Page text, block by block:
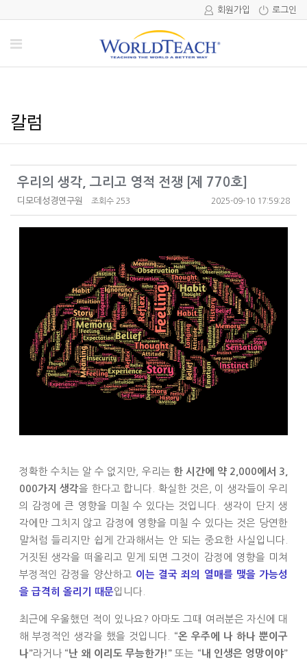
로그인
회원가입
칼럼
우리의 생각, 그리고 영적 전쟁 [제 770호]
디모데성경연구원 조회수 253 2025-09-10 17:59:28
정확한 수치는 알 수 없지만, 우리는 한 시간에 약 2,000에서 3,
000가지 생각을 한다고 합니다. 확실한 것은, 이 생각들이 우리
의 감정에 큰 영향을 미칠 수 있다는 것입니다. 생각이 단지 생
각에만 그치지 않고 감정에 영향을 미칠 수 있다는 것은 당연한
말처럼 들리지만 쉽게 간과해서는 안 되는 중요한 사실입니다.
거짓된 생각을 떠올리고 믿게 되면 그것이 감정에 영향을 미쳐
부정적인 감정을 양산하고
이는 결국 죄의 열매를 맺을 가능성
을 급격히 올리기 때문입니다.
최근에 우울했던 적이 있나요? 아마도 그때 여러분은 자신에 대
해 부정적인 생각을 했을 것입니다.
“온 우주에 나 하나 뿐이구
나”라거나 “난 왜 이리도 무능한가!” 또는 “내 인생은 엉망이야”